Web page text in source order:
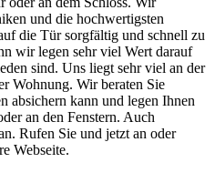
und die hochwertigsten
die Tür sorgfältig und schnell zu
wir legen sehr viel Wert darauf
sind. Uns liegt sehr viel an der
Wohnung. Wir beraten Sie
absichern kann und legen Ihnen
an den Fenstern. Auch
Rufen Sie und jetzt an oder
Webseite.